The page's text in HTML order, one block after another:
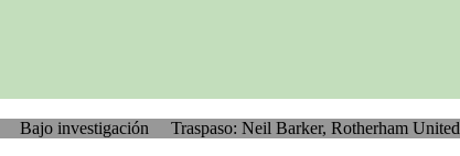
Traspaso: Neil Barker, Rotherham United-Liverpool